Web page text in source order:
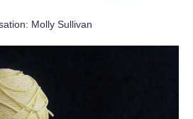
Molly Sullivan